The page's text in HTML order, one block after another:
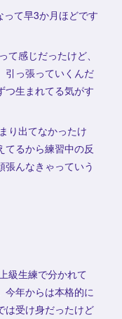
て早3か月ほどです
感じだったけど、
引っ張っていくんだ
つ生まれてる気がす
り出てなかったけ
てるから練習中の反
んなきゃっていう
級生練で分かれて
今年からは本格的に
は受け身だったけど